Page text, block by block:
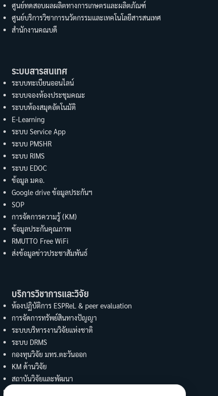
ศูนย์ทดสอบผลผลิตทางการเกษตรและผลิตภัณฑ์
ศูนย์บริการวิชาการนวัตกรรมและเทคโนโลยีสารสนเทศ
สำนักงานคณบดี
ระบบสารสนเทศ
ระบบทะเบียนออนไลน์
ระบบจองห้องประชุมคณะ
ระบบห้องสมุดอัตโนมัติ
E-Learning
ระบบ Service App
ระบบ PMSHR
ระบบ RIMS
ระบบ EDOC
ข้อมูล มคอ.
Google drive ข้อมูลประกันฯ
SOP
การจัดการความรู้ (KM)
ข้อมูลประกันคุณภาพ
RMUTTO Free WiFi
ส่งข้อมูลข่าวประชาสัมพันธ์
บริการวิชาการและวิจัย
ห้องปฏิบัติการ ESPReL & peer evaluation
การจัดการทรัพย์สินทางปัญญา
ระบบบริหารงานวิจัยแห่งชาติ
ระบบ DRMS
กองทุนวิจัย มทร.ตะวันออก
KM ด้านวิจัย
สถาบันวิจัยและพัฒนา